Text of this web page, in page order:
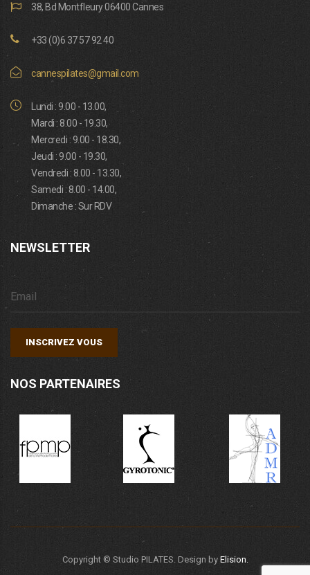
38, Bd Montfleury 06400 Cannes
+33 (0)6 37 57 92 40
cannespilates@gmail.com
Lundi : 9.00 - 13.00,
Mardi : 8.00 - 19.30,
Mercredi : 9.00 - 18.30,
Jeudi : 9.00 - 19.30,
Vendredi : 8.00 - 13.30,
Samedi : 8.00 - 14.00,
Dimanche : Sur RDV
NEWSLETTER
INSCRIVEZ VOUS
NOS PARTENAIRES
Copyright © Studio PILATES. Design by Elision.